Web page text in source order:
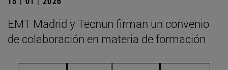
EMT Madrid y Tecnun firman un convenio
de colaboración en materia de formación